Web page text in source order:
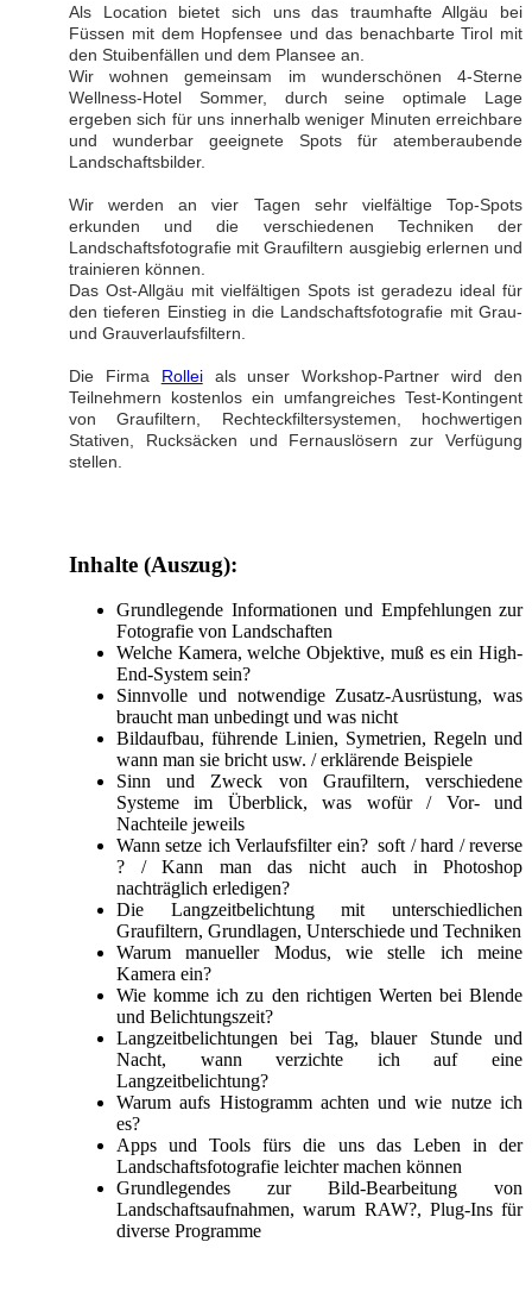
Als Location bietet sich uns das traumhafte Allgäu bei
Füssen mit dem Hopfensee und das benachbarte Tirol mit
den Stuibenfällen und dem Plansee an.
Wir wohnen gemeinsam im wunderschönen 4-Sterne
Wellness-Hotel Sommer, durch seine optimale Lage
ergeben sich für uns innerhalb weniger Minuten erreichbare
und wunderbar geeignete Spots für atemberaubende
Landschaftsbilder.
Wir werden an vier Tagen sehr vielfältige Top-Spots
erkunden und die verschiedenen Techniken der
Landschaftsfotografie mit Graufiltern ausgiebig erlernen und
trainieren können.
Das Ost-Allgäu mit vielfältigen Spots ist geradezu ideal für
den tieferen Einstieg in die Landschaftsfotografie mit Grau-
und Grauverlaufsfiltern.
Die Firma Rolleials unser Workshop-Partner wird den
Teilnehmern kostenlos ein umfangreiches Test-Kontingent
von Graufiltern, Rechteckfiltersystemen, hochwertigen
Stativen, Rucksäcken und Fernauslösern zur Verfügung
stellen.
Inhalte (Auszug):
Grundlegende Informationen und Empfehlungen zur
Fotografie von Landschaften
Welche Kamera, welche Objektive, muß es ein High-
End-System sein?
Sinnvolle und notwendige Zusatz-Ausrüstung, was
braucht man unbedingt und was nicht
Bildaufbau, führende Linien, Symetrien, Regeln und
wann man sie bricht usw. / erklärende Beispiele
Sinn und Zweck von Graufiltern, verschiedene
Systeme im Überblick, was wofür / Vor- und
Nachteile jeweils
Wann setze ich Verlaufsfilter ein? soft / hard / reverse
? / Kann man das nicht auch in Photoshop
nachträglich erledigen?
Die Langzeitbelichtung mit unterschiedlichen
Graufiltern, Grundlagen, Unterschiede und Techniken
Warum manueller Modus, wie stelle ich meine
Kamera ein?
Wie komme ich zu den richtigen Werten bei Blende
und Belichtungszeit?
Langzeitbelichtungen bei Tag, blauer Stunde und
Nacht, wann verzichte ich auf eine
Langzeitbelichtung?
Warum aufs Histogramm achten und wie nutze ich
es?
Apps und Tools fürs die uns das Leben in der
Landschaftsfotografie leichter machen können
Grundlegendes zur Bild-Bearbeitung von
Landschaftsaufnahmen, warum RAW?, Plug-Ins für
diverse Programme